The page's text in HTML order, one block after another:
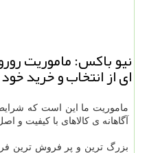
نیو باكس: ماموریت
ای از انتخاب و خرید
ماموریت ما این است كه
آگاهانه ی كالاهای با كیفیت
بزرگ ترین و پر فروش ترین